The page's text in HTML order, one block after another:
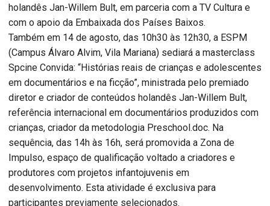
holandês Jan-Willem Bult, em parceria com a TV Cultura e
com o apoio da Embaixada dos Países Baixos.
Também em 14 de agosto, das 10h30 às 12h30, a ESPM
(Campus Álvaro Alvim, Vila Mariana) sediará a masterclass
Spcine Convida: “Histórias reais de crianças e adolescentes
em documentários e na ficção”, ministrada pelo premiado
diretor e criador de conteúdos holandês Jan-Willem Bult,
referência internacional em documentários produzidos com
crianças, criador da metodologia Preschool.doc. Na
sequência, das 14h às 16h, será promovida a Zona de
Impulso, espaço de qualificação voltado a criadores e
produtores com projetos infantojuvenis em
desenvolvimento. Esta atividade é exclusiva para
participantes previamente selecionados.